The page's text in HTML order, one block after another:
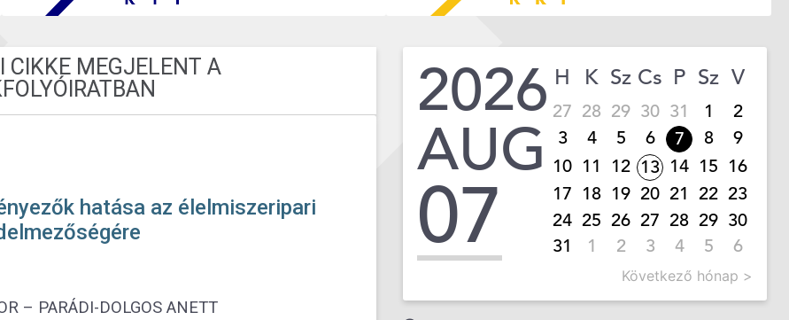
CIKKE MEGJELENT A
hatása az élelmiszeripari
– PARÁDI-DOLGOS ANETT
2026
AUG
07
H K Sz Cs P Sz V
27 28 29 30 31 1
2
3
4 5 6 7 8
9
10 11 12 13 14 15 16
17 18 19 20 21 22 23
24 25 26 27 28 29 30
31
1 2 3 4 5 6
Következő hónap >